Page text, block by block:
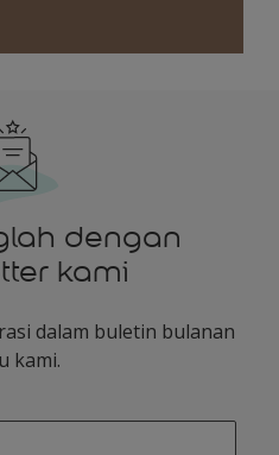
dengan
kami
dalam buletin bulanan
kami.